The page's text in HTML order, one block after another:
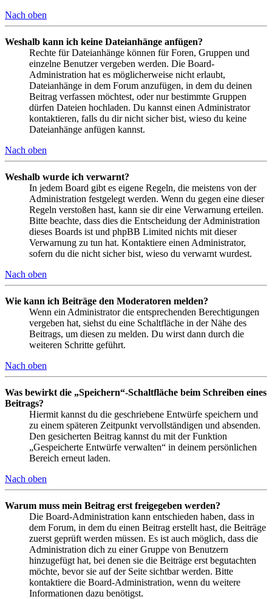
Nach oben
Weshalb kann ich keine Dateianhänge anfügen?
Rechte für Dateianhänge können für Foren, Gruppen und
einzelne Benutzer vergeben werden. Die Board-
Administration hat es möglicherweise nicht erlaubt,
Dateianhänge in dem Forum anzufügen, in dem du deinen
Beitrag verfassen möchtest, oder nur bestimmte Gruppen
dürfen Dateien hochladen. Du kannst einen Administrator
kontaktieren, falls du dir nicht sicher bist, wieso du keine
Dateianhänge anfügen kannst.
Nach oben
Weshalb wurde ich verwarnt?
In jedem Board gibt es eigene Regeln, die meistens von der
Administration festgelegt werden. Wenn du gegen eine dieser
Regeln verstoßen hast, kann sie dir eine Verwarnung erteilen.
Bitte beachte, dass dies die Entscheidung der Administration
dieses Boards ist und phpBB Limited nichts mit dieser
Verwarnung zu tun hat. Kontaktiere einen Administrator,
sofern du die nicht sicher bist, wieso du verwarnt wurdest.
Nach oben
Wie kann ich Beiträge den Moderatoren melden?
Wenn ein Administrator die entsprechenden Berechtigungen
vergeben hat, siehst du eine Schaltfläche in der Nähe des
Beitrags, um diesen zu melden. Du wirst dann durch die
weiteren Schritte geführt.
Nach oben
Was bewirkt die „Speichern“-Schaltfläche beim Schreiben eines
Beitrags?
Hiermit kannst du die geschriebene Entwürfe speichern und
zu einem späteren Zeitpunkt vervollständigen und absenden.
Den gesicherten Beitrag kannst du mit der Funktion
„Gespeicherte Entwürfe verwalten“ in deinem persönlichen
Bereich erneut laden.
Nach oben
Warum muss mein Beitrag erst freigegeben werden?
Die Board-Administration kann entschieden haben, dass in
dem Forum, in dem du einen Beitrag erstellt hast, die Beiträge
zuerst geprüft werden müssen. Es ist auch möglich, dass die
Administration dich zu einer Gruppe von Benutzern
hinzugefügt hat, bei denen sie die Beiträge erst begutachten
möchte, bevor sie auf der Seite sichtbar werden. Bitte
kontaktiere die Board-Administration, wenn du weitere
Informationen dazu benötigst.